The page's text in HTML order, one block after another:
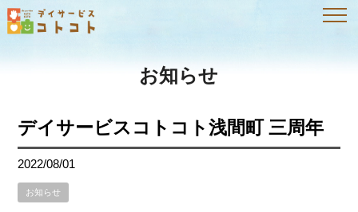
お知らせ
デイサービスコトコト浅間町 三周年
2022/08/01
お知らせ